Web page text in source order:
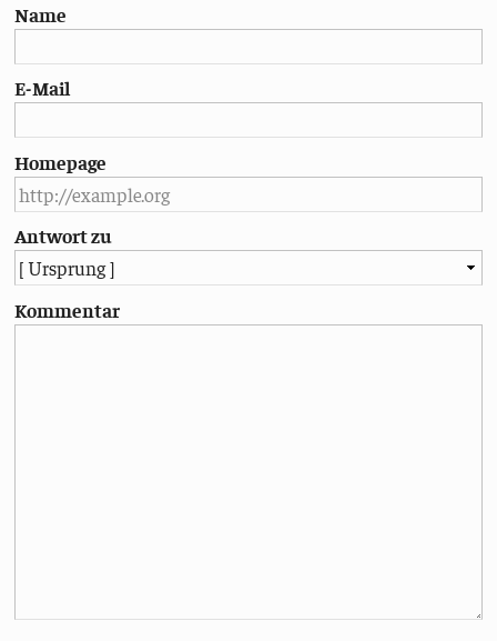
Name
E-Mail
Homepage
Antwort zu
Kommentar